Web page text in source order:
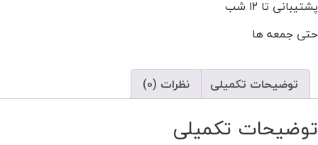
پشتیبانی تا ۱۲ شب
حتی جمعه ها
توضیحات تکمیلی نظرات (0)
توضیحات تکمیلی